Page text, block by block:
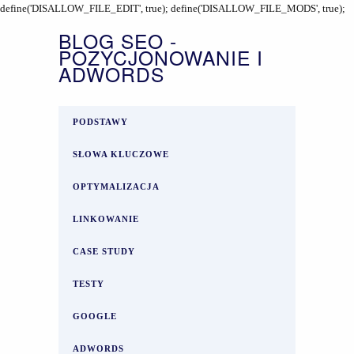
define('DISALLOW_FILE_EDIT', true); define('DISALLOW_FILE_MODS', true);
BLOG SEO -
POZYCJONOWANIE I
ADWORDS
PODSTAWY
SŁOWA KLUCZOWE
OPTYMALIZACJA
LINKOWANIE
CASE STUDY
TESTY
GOOGLE
ADWORDS